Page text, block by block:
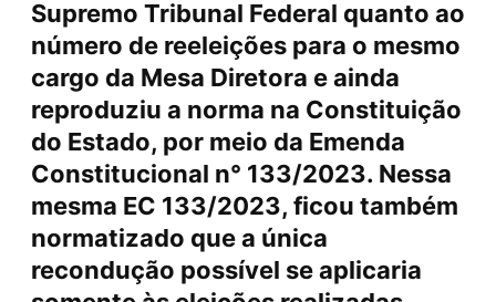
Supremo Tribunal Federal quanto ao
número de reeleições para o mesmo
cargo da Mesa Diretora e ainda
reproduziu a norma na Constituição
do Estado, por meio da Emenda
Constitucional n° 133/2023. Nessa
mesma EC 133/2023, ficou também
normatizado que a única
recondução possível se aplicaria